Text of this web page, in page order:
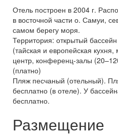
Отель построен в 2004 г.
в восточной части о. Самуи,
самом берегу моря.
Территория: открытый
(тайская и европейская
центр, конференц-залы
(платно)
Пляж песчаный (отельный).
бесплатно (в отеле). У
бесплатно.
Размещение